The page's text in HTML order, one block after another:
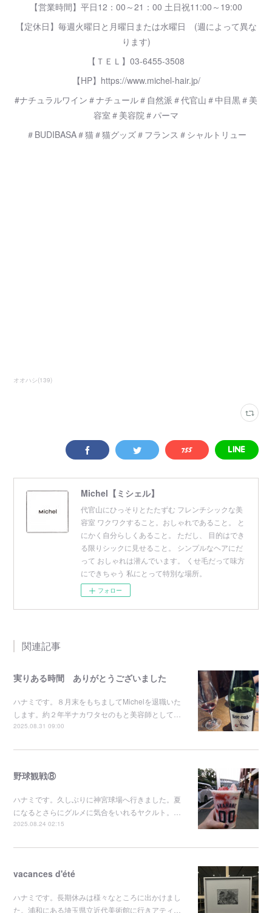
【営業時間】平日12：00～21：00 土日祝11:00～19:00
【定休日】毎週火曜日と月曜日または水曜日 (週によって異な
ります)
【ＴＥＬ】03-6455-3508
【HP】https://www.michel-hair.jp/
#ナチュラルワイン＃ナチュール＃自然派＃代官山＃中目黒＃美
容室＃美容院＃パーマ
＃BUDIBASA＃猫＃猫グッズ＃フランス＃シャルトリュー
オオハシ(139)
Michel【ミシェル】
代官山にひっそりとたたずむ フレンチシックな美
容室 ワクワクすること。おしゃれであること。 と
にかく自分らしくあること。 ただし、 目的はでき
る限りシックに見せること。 シンプルなヘアにだ
って おしゃれは潜んでいます。 くせ毛だって味方
にできちゃう 私にとって特別な場所。
フォロー
関連記事
実りある時間 ありがとうございました
ハナミです。８月末をもちましてMichelを退職いた
します。約２年半ナカワタセのもと美容師として…
2025.08.31 09:00
野球観戦⑧
ハナミです。久しぶりに神宮球場へ行きました。夏
になるとさらにグルメに気合をいれるヤクルト。…
2025.08.24 02:15
vacances d'été
ハナミです。長期休みは様々なところに出かけまし
た。浦和にある埼玉県立近代美術館に行きアティ…